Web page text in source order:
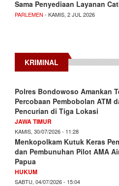
Sama Penyediaan Layanan
PARLEMEN - KAMIS, 2 JUL 2026
KRIMINAL
Polres Bondowoso Amankan
Percobaan Pembobolan ATM
Pencurian di Tiga Lokasi
JAWA TIMUR
KAMIS, 30/07/2026 - 11:28
Menkopolkam Kutuk Keras
dan Pembunuhan Pilot AMA
Papua
HUKUM
SABTU, 04/07/2026 - 15:04